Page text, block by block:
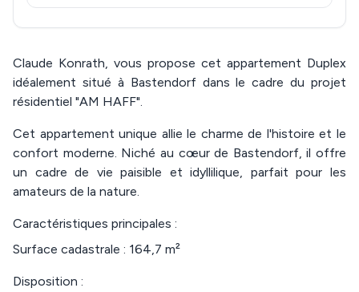
Claude Konrath, vous propose cet appartement Duplex
idéalement situé à Bastendorf dans le cadre du projet
résidentiel "AM HAFF".
Cet appartement unique allie le charme de l'histoire et le
confort moderne. Niché au cœur de Bastendorf, il offre
un cadre de vie paisible et idyllilique, parfait pour les
amateurs de la nature.
Caractéristiques principales :
Surface cadastrale : 164,7 m²
Disposition :